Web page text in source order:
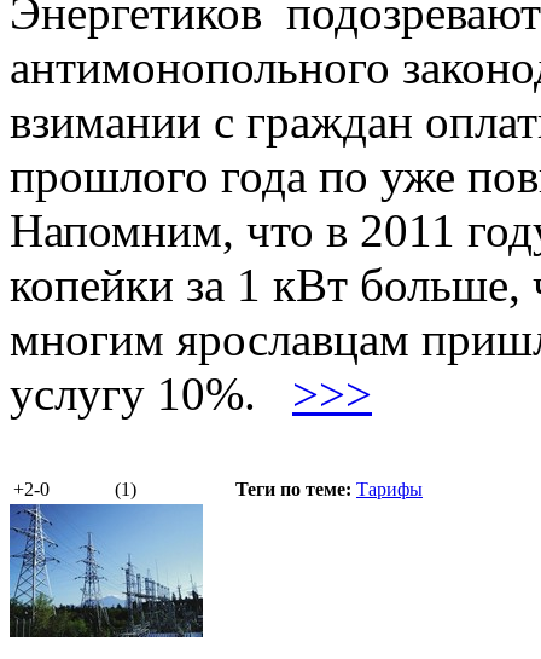
Энергетиков
антимонопольного
взимании с граждан
прошлого года по уже
Напомним, что в 2011
копейки за 1 кВт
многим ярославцам
услугу 10%. >>>
+2-0 (1) Теги по теме: Тарифы